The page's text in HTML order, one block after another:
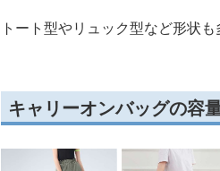
トート型やリュック型など形状
キャリーオンバッグの容